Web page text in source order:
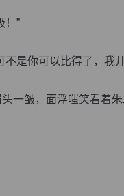
”
是你可以比得了，我儿
皱，面浮嗤笑看着朱